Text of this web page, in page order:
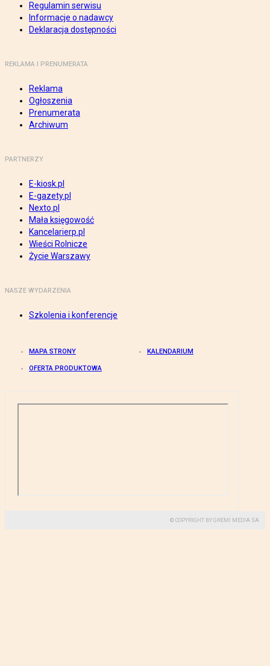
Regulamin serwisu
Informacje o nadawcy
Deklaracja dostępności
REKLAMA I PRENUMERATA
Reklama
Ogłoszenia
Prenumerata
Archiwum
PARTNERZY
E-kiosk.pl
E-gazety.pl
Nexto.pl
Mała księgowość
Kancelarierp.pl
Wieści Rolnicze
Życie Warszawy
NASZE WYDARZENIA
Szkolenia i konferencje
MAPA STRONY KALENDARIUM
OFERTA PRODUKTOWA
© COPYRIGHT BY GREMI MEDIA SA